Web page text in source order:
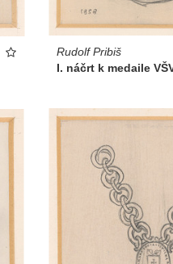
Rudolf Pribiš
I. náčrt k medaile